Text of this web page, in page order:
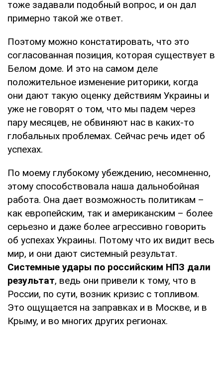
тоже задавали подобный вопрос, и он дал
примерно такой же ответ.
Поэтому можно констатировать, что это
согласованная позиция, которая существует в
Белом доме. И это на самом деле
положительное изменение риторики, когда
они дают такую оценку действиям Украины и
уже не говорят о том, что мы падем через
пару месяцев, не обвиняют нас в каких-то
глобальных проблемах. Сейчас речь идет об
успехах.
По моему глубокому убеждению, несомненно,
этому способствовала наша дальнобойная
работа. Она дает возможность политикам –
как европейским, так и американским – более
серьезно и даже более агрессивно говорить
об успехах Украины. Потому что их видит весь
мир, и они дают системный результат.
Системные удары по российским НПЗ дали
результат, ведь они привели к тому, что в
России, по сути, возник кризис с топливом.
Это ощущается на заправках и в Москве, и в
Крыму, и во многих других регионах.